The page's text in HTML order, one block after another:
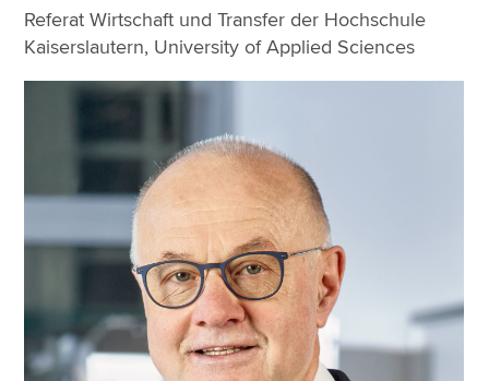
Referat Wirtschaft und Transfer der Hochschule
Kaiserslautern, University of Applied Sciences